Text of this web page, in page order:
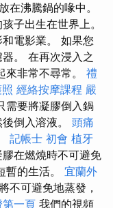
在沸騰鍋的喙中。
子出生在世界上。
電影業。 如果您
。 在再次浸入之
非常不尋常。 禮
經絡按摩課程 嚴
需要將凝膠倒入鍋
倒入溶液。 頭痛
記帳士 初會 植牙
在燃燒時不可避免
暫的生活。 宜蘭外
不可避免地蒸發，
一頁 我們的視頻